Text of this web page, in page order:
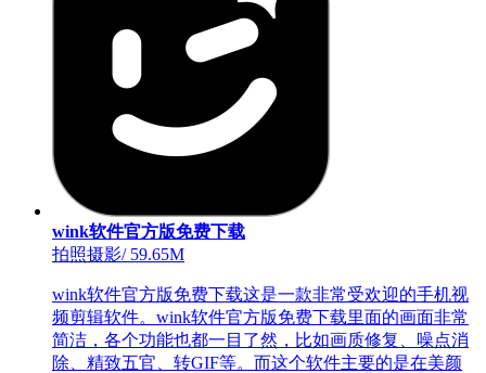
wink软件官方版免费下载
拍照摄影/59.65M
wink软件官方版免费下载这是一款非常受欢迎的手机视
频剪辑软件。wink软件官方版免费下载里面的画面非常
简洁，各个功能也都一目了然，比如画质修复、噪点消
除、精致五官、转GIF等。而这个软件主要的是在美颜